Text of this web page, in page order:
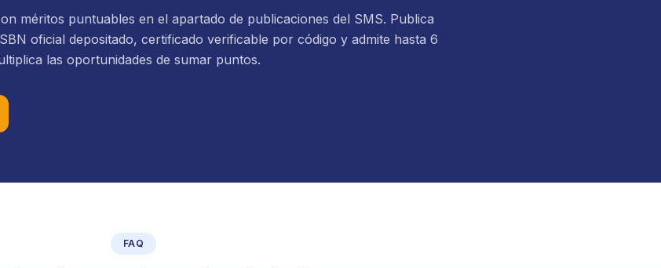
méritos puntuables en el apartado de publicaciones del SMS. Publica
oficial depositado, certificado verificable por código y admite hasta 6
las oportunidades de sumar puntos.
FAQ